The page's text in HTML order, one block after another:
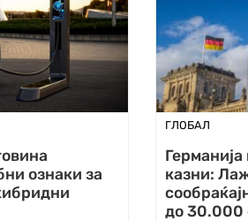
ознаки за
ГЛОБАЛ
Германија
казни:
до 30.000